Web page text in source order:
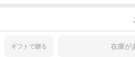
ギフトで贈る 在庫が